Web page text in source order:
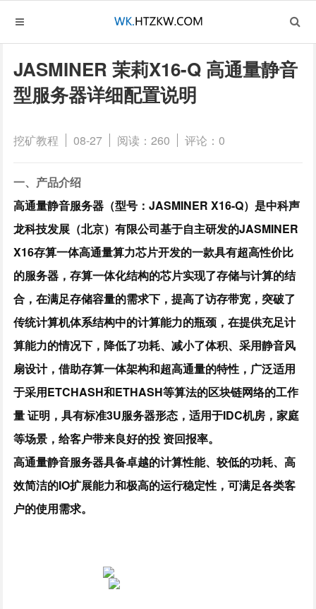
JASMINER 茉莉X16-Q 高通量静音
型服务器详细配置说明
挖矿教程 08-27 阅读：260 评论：0
一、产品介绍
高通量静音服务器（型号：JASMINER X16-Q）是中科声
龙科技发展（北京）有限公司基于自主研发的JASMINER
X16存算一体高通量算力芯片开发的一款具有超高性价比
的服务器，存算一体化结构的芯片实现了存储与计算的结
合，在满足存储容量的需求下，提高了访存带宽，突破了
传统计算机体系结构中的计算能力的瓶颈，在提供充足计
算能力的情况下，降低了功耗、减小了体积、采用静音风
扇设计，借助存算一体架构和超高通量的特性，广泛适用
于采用ETCHASH和ETHASH等算法的区块链网络的工作
量 证明，具有标准3U服务器形态，适用于IDC机房，家庭
等场景，给客户带来良好的投 资回报率。
高通量静音服务器具备卓越的计算性能、较低的功耗、高
效简洁的IO扩展能力和极高的运行稳定性，可满足各类客
户的使用需求。